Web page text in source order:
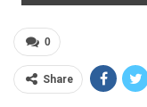
0
Share